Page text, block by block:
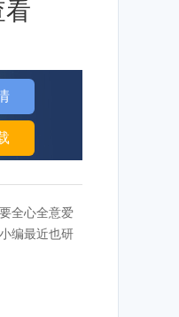
看
全心全意爱
编最近也研